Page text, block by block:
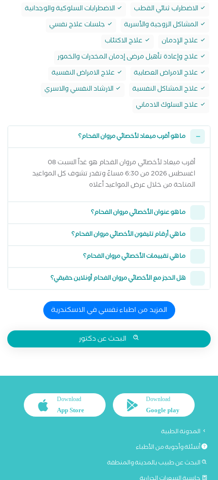
الاضطراب ثنائي القطب
الاضطرابات السلوكية والوجدانية
المشاكل الزوجية والأسرية
جلسات علاج نفسي
علاج الإدمان
علاج الاكتئاب
علاج وإعادة تأهيل مرضى إدمان المخدرات والخمور
علاج الامراض العصابية
علاج الامراض النفسية
علاج المشاكل النفسية
الارشاد النفسي والاسري
علاج السلوك الادماني
ما هو أقرب ميعاد لأخصائي مروان الفحام؟
أقرب ميعاد لأخصائي مروان الفحام هو غداً السبت 08
اغسطس 2026 من 6:30 مساءً وتقدر تشوف كل المواعيد
المتاحة من خلال عرض المواعيد أعلاه
ما هو عنوان الأخصائي مروان الفحام؟
ما هي أرقام تليفون الأخصائي مروان الفحام؟
ما هي تقييمات الأخصائي مروان الفحام؟
هل الحجز مع الأخصائي مروان الفحام أونلاين حقيقي؟
المزيد من اطباء نفسي في الاسكندرية
البحث عن دكتور
Download
Google play
Download
App Store
المدونة الطبية
أسئلة وأجوبة من الأطباء
البحث عن طبيب بالمدينة والمنطقة